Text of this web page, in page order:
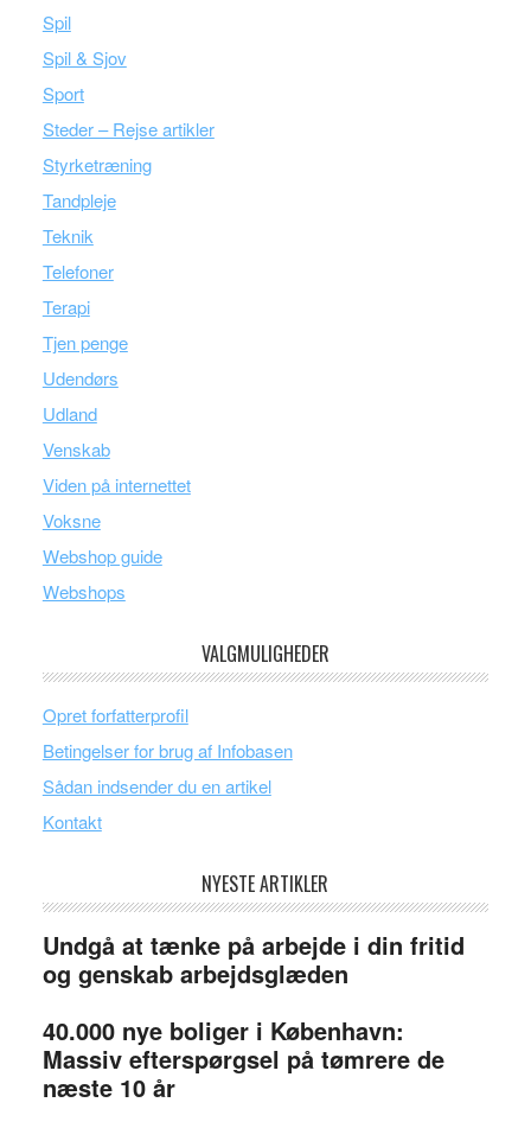
Spil
Spil & Sjov
Sport
Steder – Rejse artikler
Styrketræning
Tandpleje
Teknik
Telefoner
Terapi
Tjen penge
Udendørs
Udland
Venskab
Viden på internettet
Voksne
Webshop guide
Webshops
VALGMULIGHEDER
Opret forfatterprofil
Betingelser for brug af Infobasen
Sådan indsender du en artikel
Kontakt
NYESTE ARTIKLER
Undgå at tænke på arbejde i din fritid
og genskab arbejdsglæden
40.000 nye boliger i København:
Massiv efterspørgsel på tømrere de
næste 10 år